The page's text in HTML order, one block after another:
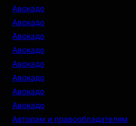
Авокадо
Авокадо
Авокадо
Авокадо
Авокадо
Авокадо
Авокадо
Авокадо
Авторам и правообладателям